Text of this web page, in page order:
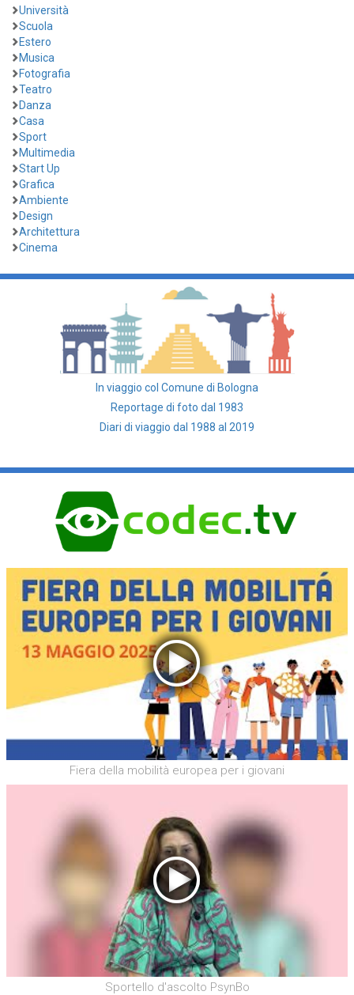
Università
Scuola
Estero
Musica
Fotografia
Teatro
Danza
Casa
Sport
Multimedia
Start Up
Grafica
Ambiente
Design
Architettura
Cinema
In viaggio col Comune di Bologna
Reportage di foto dal 1983
Diari di viaggio dal 1988 al 2019
Fiera della mobilità europea per i giovani
Sportello d'ascolto PsynBo